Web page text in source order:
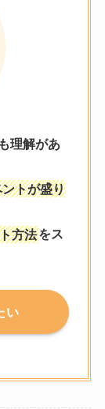
理解があ
トが盛り
方法をス
い